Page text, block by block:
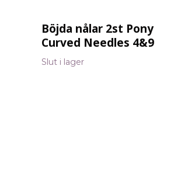
Böjda nålar 2st Pony
Curved Needles 4&9
Slut i lager